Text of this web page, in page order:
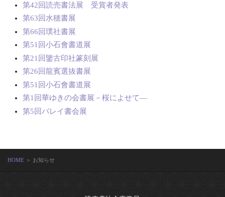
第42回読売書法展 受賞者発表
第63回水穂書展
第66回璞社書展
第51回小石會書道展
第21回鑒古印社篆刻展
第26回龍賓選抜書展
第51回小石會書道展
第1回華ゆきの会書展－桜によせて―
第5回バレイ書会展
HOME ＞ お知らせ